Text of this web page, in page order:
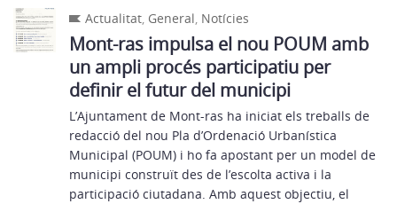
Actualitat, General, Notícies
Mont-ras impulsa el nou POUM amb
un ampli procés participatiu per
definir el futur del municipi
L’Ajuntament de Mont-ras ha iniciat els treballs de
redacció del nou Pla d’Ordenació Urbanística
Municipal (POUM) i ho fa apostant per un model de
municipi construït des de l’escolta activa i la
participació ciutadana. Amb aquest objectiu, el